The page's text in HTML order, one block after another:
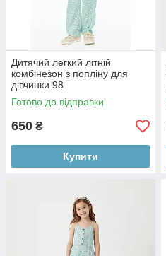
Дитячий легкий літній
комбінезон з попліну для
дівчинки 98
Готово до відправки
650 ₴
Купити